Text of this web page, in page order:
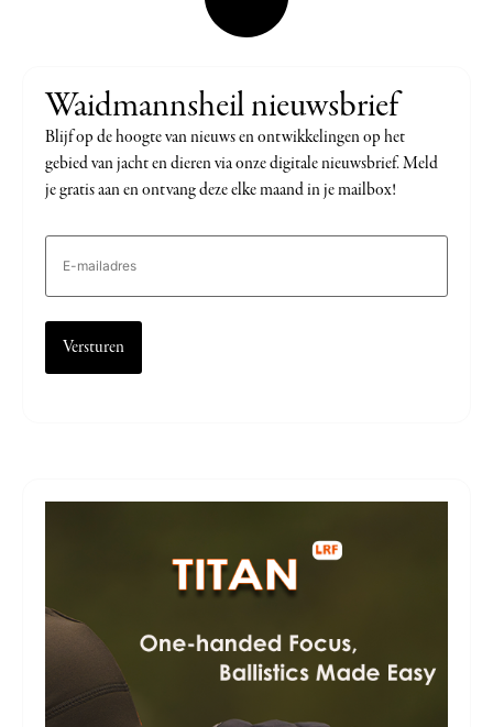
Waidmannsheil nieuwsbrief
Blijf op de hoogte van nieuws en ontwikkelingen op het
gebied van jacht en dieren via onze digitale nieuwsbrief. Meld
je gratis aan en ontvang deze elke maand in je mailbox!
E-
mailadres